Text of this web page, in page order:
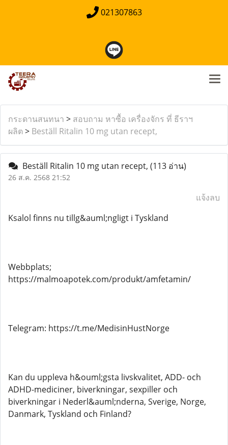
021307863
กระดานสนทนา > สอบถาม หาซื้อ เครื่องจักร ที่ ธีราฯ
ผลิต > Beställ Ritalin 10 mg utan recept,
Beställ Ritalin 10 mg utan recept, (113 อ่าน)
26 ส.ค. 2568 21:52
แจ้งลบ
Ksalol finns nu tillg&auml;ngligt i Tyskland
Webbplats;
https://malmoapotek.com/produkt/amfetamin/
Telegram: https://t.me/MedisinHustNorge
Kan du uppleva h&ouml;gsta livskvalitet, ADD- och
ADHD-mediciner, biverkningar, sexpiller och
biverkningar i Nederl&auml;nderna, Sverige, Norge,
Danmark, Tyskland och Finland?